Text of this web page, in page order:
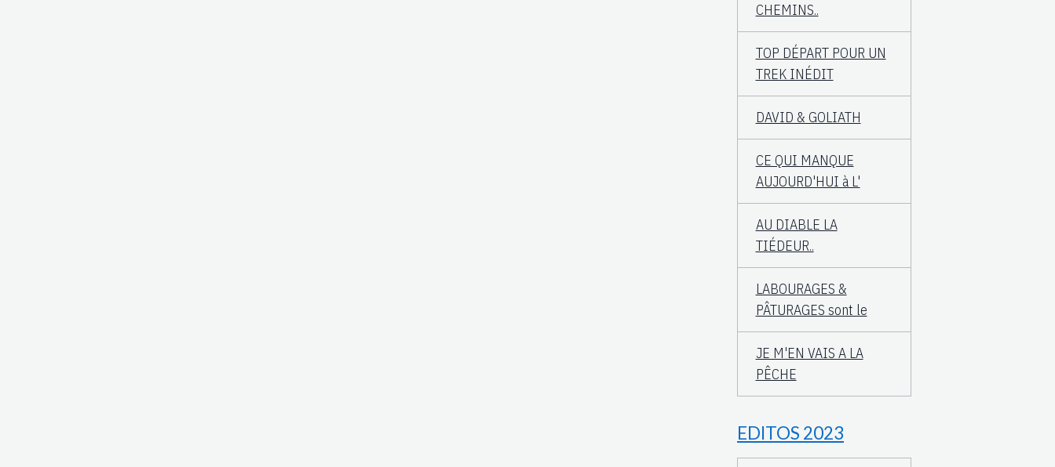
CHEMINS..
TOP DÉPART POUR UN
TREK INÉDIT
DAVID & GOLIATH
CE QUI MANQUE
AUJOURD'HUI à L'
AU DIABLE LA
TIÉDEUR..
LABOURAGES &
PÂTURAGES sont le
JE M'EN VAIS A LA
PÊCHE
EDITOS 2023